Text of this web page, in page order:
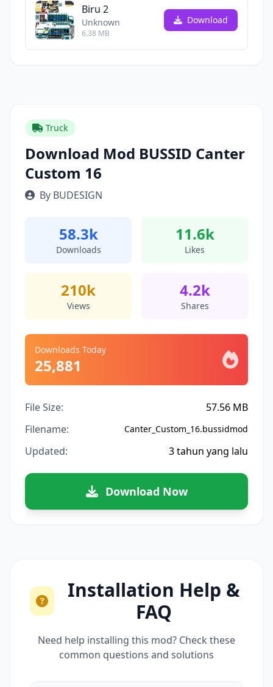
Biru 2
Unknown
6.38 MB
Download
Truck
Download Mod BUSSID Canter
Custom 16
By BUDESIGN
58.3k
Downloads
11.6k
Likes
210k
Views
4.2k
Shares
Downloads Today
25,881
File Size:
57.56 MB
Filename:
Canter_Custom_16.bussidmod
Updated: 3 tahun yang lalu
Download Now
Installation Help &
FAQ
Need help installing this mod? Check these
common questions and solutions